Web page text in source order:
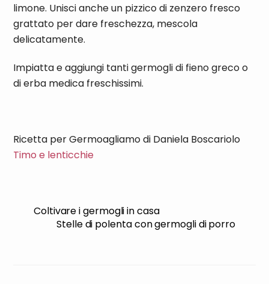
limone. Unisci anche un pizzico di zenzero fresco
grattato per dare freschezza, mescola
delicatamente.
Impiatta e aggiungi tanti germogli di fieno greco o
di erba medica freschissimi.
Ricetta per Germoagliamo di Daniela Boscariolo
Timo e lenticchie
Coltivare i germogli in casa
Stelle di polenta con germogli di porro